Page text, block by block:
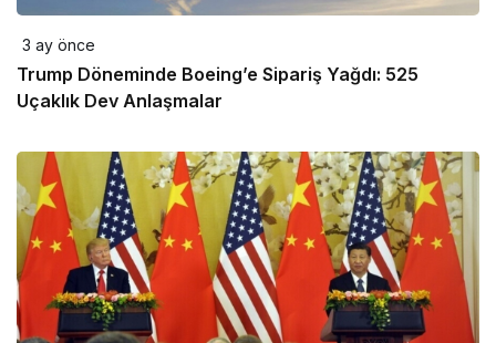
3 ay önce
Trump Döneminde Boeing’e Sipariş Yağdı: 525
Uçaklık Dev Anlaşmalar